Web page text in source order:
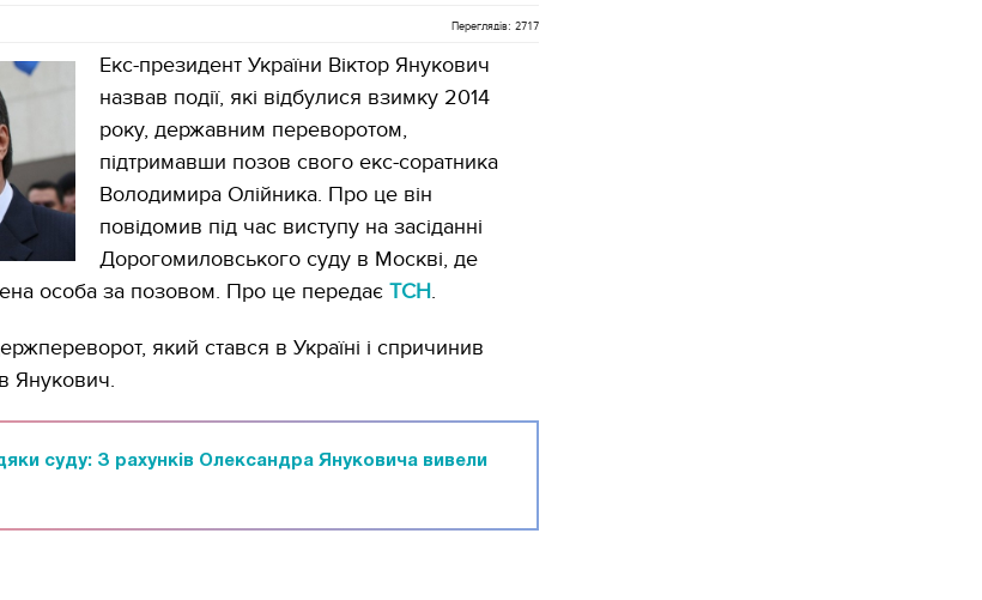
Переглядів: 2717
Екс-президент України Віктор Янукович
назвав події, які відбулися взимку 2014
року, державним переворотом,
підтримавши позов свого екс-соратника
Володимира Олійника. Про це він
повідомив під час виступу на засіданні
Дорогомиловського суду в Москві, де
​​особа за позовом. Про це передає ТСН.
який стався в Україні і спричинив
Янукович.
суду: З рахунків Олександра Януковича вивели